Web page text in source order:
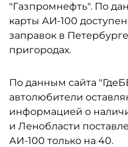
"Газпромнефть". По
карты АИ-100
заправок в
пригородах.
По данным сайта
автолюбители
информацией о
и Ленобласти
АИ-100 только на 40.